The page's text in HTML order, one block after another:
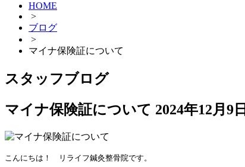
HOME
>
ブログ
>
マイナ保険証について
スタッフブログ
マイナ保険証について 2024年12月9日
こんにちは！　リライフ鍼灸整骨院です。